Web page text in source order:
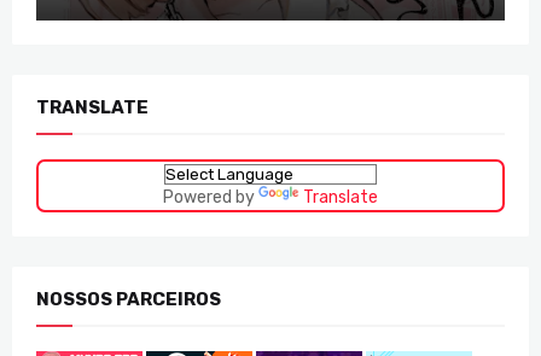
TRANSLATE
Powered by Translate
NOSSOS PARCEIROS